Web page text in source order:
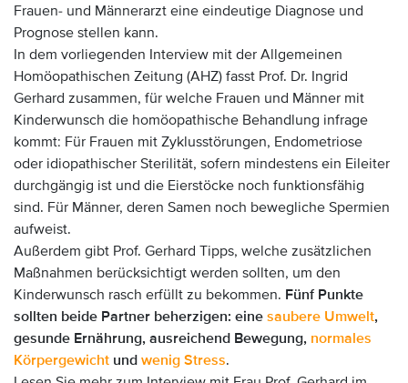
Frauen- und Männerarzt eine eindeutige Diagnose und
Prognose stellen kann.
In dem vorliegenden Interview mit der Allgemeinen
Homöopathischen Zeitung (AHZ) fasst Prof. Dr. Ingrid
Gerhard zusammen, für welche Frauen und Männer mit
Kinderwunsch die homöopathische Behandlung infrage
kommt: Für Frauen mit Zyklusstörungen, Endometriose
oder idiopathischer Sterilität, sofern mindestens ein Eileiter
durchgängig ist und die Eierstöcke noch funktionsfähig
sind. Für Männer, deren Samen noch bewegliche Spermien
aufweist.
Außerdem gibt Prof. Gerhard Tipps, welche zusätzlichen
Maßnahmen berücksichtigt werden sollten, um den
Kinderwunsch rasch erfüllt zu bekommen. Fünf Punkte
sollten beide Partner beherzigen: eine saubere Umwelt,
gesunde Ernährung, ausreichend Bewegung, normales
Körpergewicht und wenig Stress.